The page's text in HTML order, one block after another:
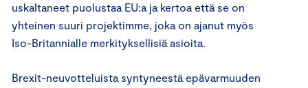
uskaltaneet puolustaa EU:a ja kertoa että se on
yhteinen suuri projektimme, joka on ajanut myös
Iso-Britannialle merkityksellisiä asioita.
Brexit-neuvotteluista syntyneestä epävarmuuden